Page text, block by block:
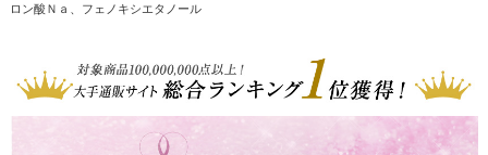
ロン酸Ｎａ、フェノキシエタノール